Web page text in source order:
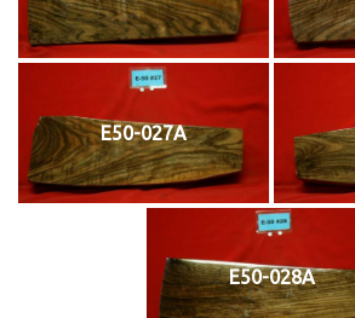
E50-027A
E50-028A